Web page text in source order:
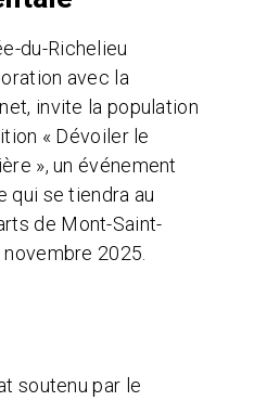
du-Richelieu
avec la
invite la population
« Dévoiler le
», un événement
qui se tiendra au
de Mont-Saint-
2025.
soutenu par le